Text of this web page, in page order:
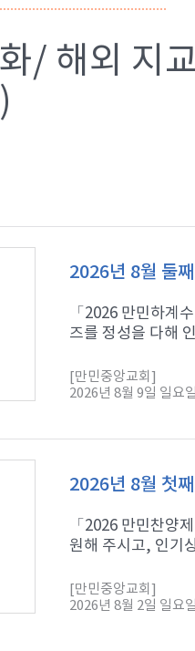
/ 해외 지
2026년 8월 둘
「2026 만민하계
즈를 정성을 다해
[만민중앙교회]
2026년 8월 9일 일요
2026년 8월 첫
「2026 만민찬양
원해 주시고, 인기
[만민중앙교회]
2026년 8월 2일 일요